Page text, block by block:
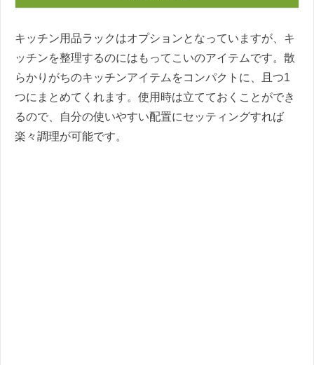
キッチン用品ラックはオプションとなっていますが、キ
ッチンを整理するのにはもってこいのアイテムです。散
らかりがちのキッチンアイテムをコンパクトに、且つ1
つにまとめてくれます。使用時は立てておくことができ
るので、自分の使いやすい配置にセッティングすれば
楽々調理が可能です。